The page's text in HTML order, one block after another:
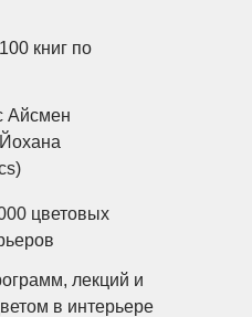
книг по
Айсмен
цветовых
лекций и
в интерьере